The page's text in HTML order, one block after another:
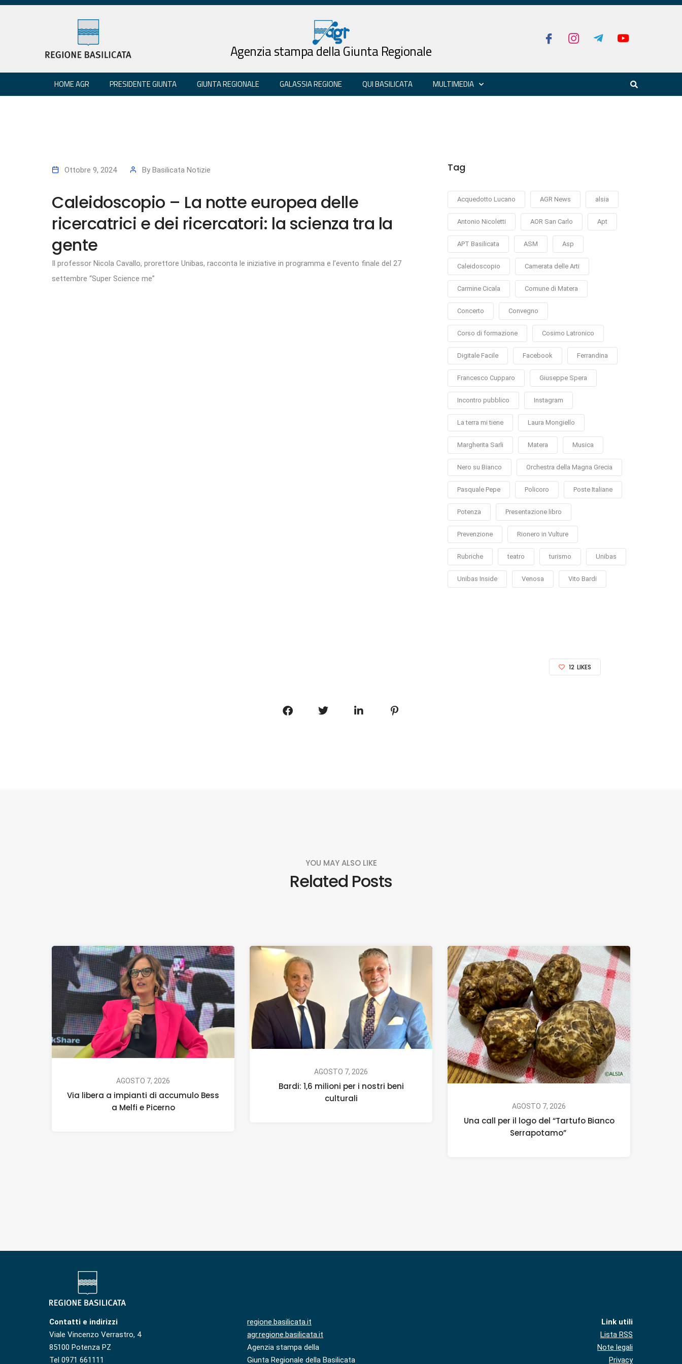
Agenzia stampa della Giunta Regionale
HOME AGR PRESIDENTE GIUNTA GIUNTA REGIONALE GALASSIA REGIONE QUI BASILICATA MULTIMEDIA
Ottobre 9, 2024 By Basilicata Notizie
Caleidoscopio – La notte europea delle
ricercatrici e dei ricercatori: la scienza tra la
gente
Il professor Nicola Cavallo, prorettore Unibas, racconta le iniziative in programma e l’evento finale del 27
settembre “Super Science me”
Tag
Acquedotto Lucano AGR News alsia
Antonio Nicoletti AOR San Carlo Apt
APT Basilicata ASM Asp
Caleidoscopio Camerata delle Arti
Carmine Cicala Comune di Matera
Concerto Convegno
Corso di formazione Cosimo Latronico
Digitale Facile Facebook Ferrandina
Francesco Cupparo Giuseppe Spera
Incontro pubblico Instagram
La terra mi tiene Laura Mongiello
Margherita Sarli Matera Musica
Nero su Bianco Orchestra della Magna Grecia
Pasquale Pepe Policoro Poste Italiane
Potenza Presentazione libro
Prevenzione Rionero in Vulture
Rubriche teatro turismo Unibas
Unibas Inside Venosa Vito Bardi
12 LIKES
YOU MAY ALSO LIKE
Related Posts
AGOSTO 7, 2026
Via libera a impianti di accumulo Bess
a Melfi e Picerno
AGOSTO 7, 2026
Bardi: 1,6 milioni per i nostri beni
culturali
AGOSTO 7, 2026
Una call per il logo del “Tartufo Bianco
Serrapotamo”
Contatti e indirizzi
Viale Vincenzo Verrastro, 4
85100 Potenza PZ
Tel 0971 661111
regione.basilicata.it
agr.regione.basilicata.it
Agenzia stampa della
Giunta Regionale della Basilicata
Link utili
Lista RSS
Note legali
Privacy